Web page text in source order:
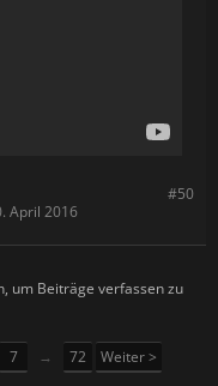
#50
April 2016
um Beiträge verfassen zu
7 → 72 Weiter >